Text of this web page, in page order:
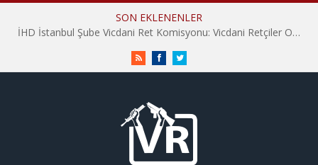
SON EKLENENLER
İHD İstanbul Şube Vicdani Ret Komisyonu: Vicdani Retçiler Olarak Destek İçin Buradayız!
RSS FacebookTwitter